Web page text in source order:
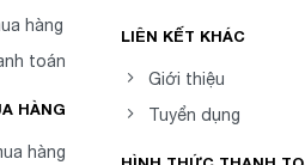
hàng
toán
HÀNG
hàng
LIÊN KẾT KHÁC
Giới thiệu
Tuyển dụng